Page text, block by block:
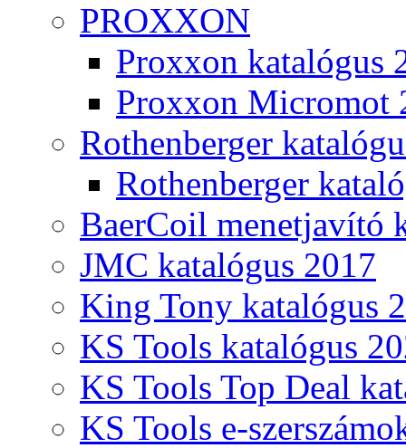
PROXXON
Proxxon katalógus
Proxxon Micromot
Rothenberger
Rothenberger
BaerCoil menetjavító
JMC katalógus 2017
King Tony katalógus
KS Tools katalógus
KS Tools Top Deal
KS Tools e-